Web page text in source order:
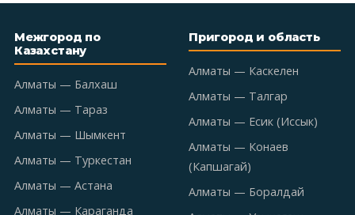
Межгород по
Казахстану
Алматы — Балхаш
Алматы — Тараз
Алматы — Шымкент
Алматы — Туркестан
Алматы — Астана
Алматы — Караганда
Пригород и область
Алматы — Каскелен
Алматы — Талгар
Алматы — Есик (Иссык)
Алматы — Конаев
(Капшагай)
Алматы — Боралдай